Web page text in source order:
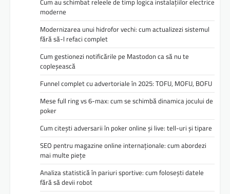
Cum au schimbat releele de timp logica instalațiilor electrice
moderne
Modernizarea unui hidrofor vechi: cum actualizezi sistemul
fără să-l refaci complet
Cum gestionezi notificările pe Mastodon ca să nu te
copleșească
Funnel complet cu advertoriale în 2025: TOFU, MOFU, BOFU
Mese full ring vs 6-max: cum se schimbă dinamica jocului de
poker
Cum citești adversarii în poker online și live: tell-uri și tipare
SEO pentru magazine online internaționale: cum abordezi
mai multe piețe
Analiza statistică în pariuri sportive: cum folosești datele
fără să devii robot